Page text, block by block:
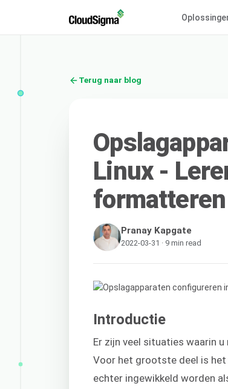
Terug naar blog
Linux -
formatteren
Pranay Kapgate
2022-03-31 · 9 min read
Introductie
Er zijn veel situaties waarin
Voor het grootste deel is het
echter ingewikkeld worden